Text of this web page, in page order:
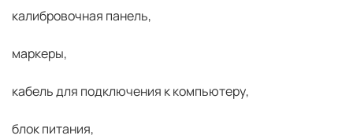
калибровочная панель,
маркеры,
кабель для подключения к компьютеру,
блок питания,